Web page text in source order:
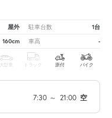
屋外 駐車台数 1台
160cm 車高 -
大型車 トラック 原付 バイク
7:30 ～ 21:00 空